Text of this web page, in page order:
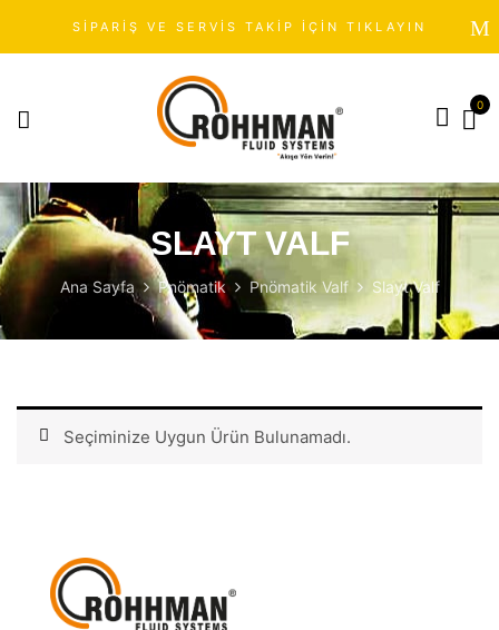
SİPARİŞ VE SERVİS TAKİP İÇİN TIKLAYIN
0
SLAYT VALF
Ana Sayfa Pnömatik Pnömatik Valf Slayt Valf
Seçiminize Uygun Ürün Bulunamadı.